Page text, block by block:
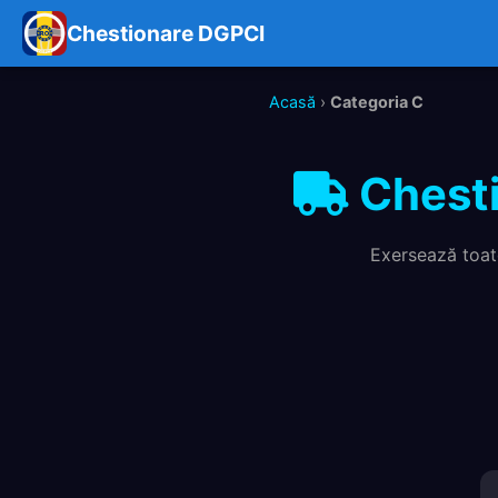
Chestionare DGPCI
Acasă › Categoria C
Exersează